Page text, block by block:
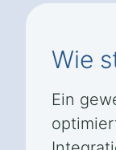
Wie
Ein